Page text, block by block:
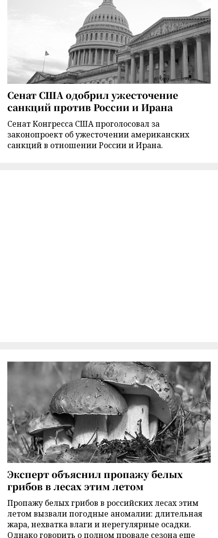
Сенат США одобрил ужесточение
санкций против России и Ирана
Сенат Конгресса США проголосовал за
законопроект об ужесточении американских
санкций в отношении России и Ирана.
Эксперт объяснил пропажу белых
грибов в лесах этим летом
Пропажу белых грибов в российских лесах этим
летом вызвали погодные аномалии: длительная
жара, нехватка влаги и нерегулярные осадки.
Однако говорить о полном провале сезона еще